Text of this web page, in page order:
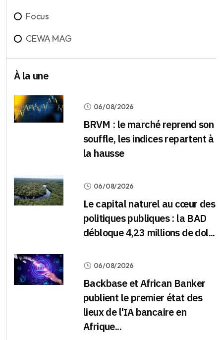
Focus
CEWA MAG
À la une
06/08/2026
BRVM : le marché reprend son
souffle, les indices repartent à
la hausse
06/08/2026
Le capital naturel au cœur des
politiques publiques : la BAD
débloque 4,23 millions de dol...
06/08/2026
Backbase et African Banker
publient le premier état des
lieux de l'IA bancaire en
Afrique...